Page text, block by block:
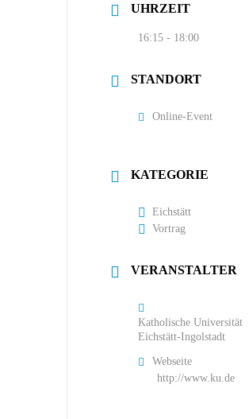
UHRZEIT
16:15 - 18:00
STANDORT
Online-Event
KATEGORIE
Eichstätt
Vortrag
VERANSTALTER
Katholische Universität
Eichstätt-Ingolstadt
Webseite
http://www.ku.de